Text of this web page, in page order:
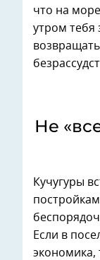
что на
утром тебя
Не
Кучугуры
Если в
экономика,